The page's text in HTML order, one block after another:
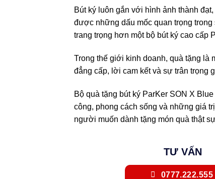
Bút ký luôn gắn với hình ảnh thành
được những dấu mốc quan trọng
trang trọng hơn một bộ bút ký cao cấp
Trong thế giới kinh doanh, quà tặng là
đẳng cấp, lời cam kết và sự trân trọng
Bộ quà tặng bút ký ParKer SON X
công, phong cách sống và những giá
người muốn dành tặng món quà thật
TƯ VẤN
0777.222.555